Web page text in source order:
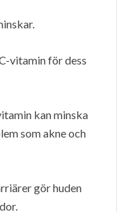
vitamin för dess
kan minska
som akne och
gör huden